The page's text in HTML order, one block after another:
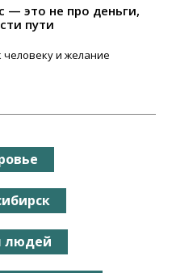
— это не про деньги,
пути
и желание
людей